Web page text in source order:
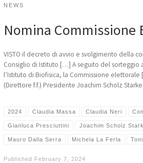
NEWS
Nomina Commissione
VISTO il decreto di avvio e svolgimento della
Consiglio di Istituto […] A seguito del sorteggio
l’Istituto di Biofisica, la Commissione
(Direttore f.f.) Presidente Joachim Scholz
2024 Claudia Massa Claudia Neri
Gianluca Presciuttini Joachim Scholz
Mauro Dalla Serra Michela La Ferla
Published February 7, 2024